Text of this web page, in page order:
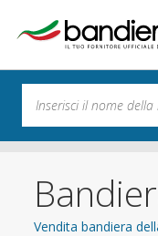
Vendita bandiera